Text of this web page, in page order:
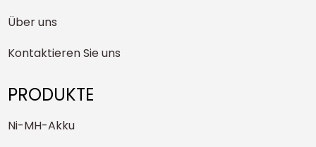
Über uns
Kontaktieren Sie uns
PRODUKTE
Ni-MH-Akku